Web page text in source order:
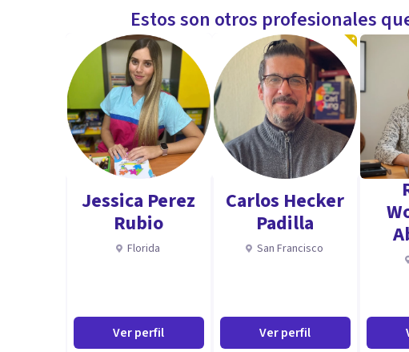
Psicóloga general sanitaria colegiada con número M-37753.
podremos lograr los objetivos que establezcamos juntos, así
vida. Necesidades que atiendo: crecimiento personal,
ansiedad, dificultades sociales y problemas familiares y de
Estos son otros profesionales
Jessica Perez
Rubio
Florida
Ver perfil
Carlos Hecker
Padilla
San Francisco
Ver perfil